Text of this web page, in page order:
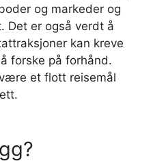
og markeder og
Det er også verdt å
kan kreve
forske på forhånd.
et flott reisemål